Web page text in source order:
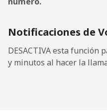
Notificaciones de
DESACTIVA esta función
y minutos al hacer la